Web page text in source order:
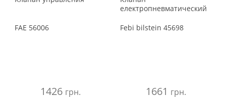
1979
FAE 56006
1426 грн.
електропневматический
Febi bilstein 45698
1661 грн.